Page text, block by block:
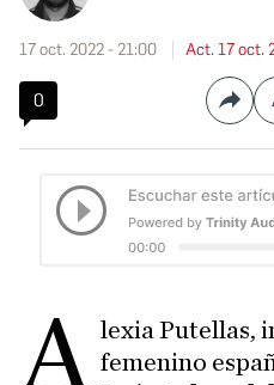
17 oct. 2022 - 21:00 Act. 17 oct.
0
A lexia Putellas,
femenino